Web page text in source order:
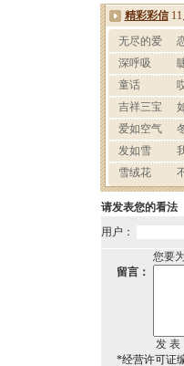
请发表您的看法
用户：
您要
留言：
*经营许可证